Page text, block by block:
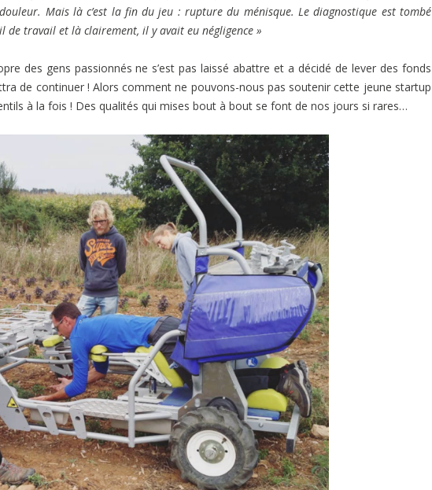
Mais là c’est la fin du jeu : rupture du ménisque. Le diagnostique est tombé
de travail et là clairement, il y avait eu négligence »
des gens passionnés ne s’est pas laissé abattre et a décidé de lever des fonds
de continuer ! Alors comment ne pouvons-nous pas soutenir cette jeune startup
à la fois ! Des qualités qui mises bout à bout se font de nos jours si rares…